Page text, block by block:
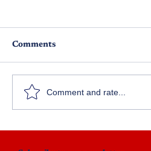
Comments
Comment and rate...